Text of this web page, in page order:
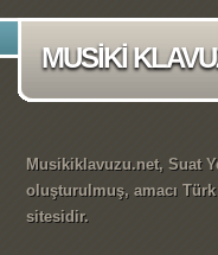
MUSİKİ
Musikiklavuzu.net, Suat
oluşturulmuş, amacı
sitesidir.